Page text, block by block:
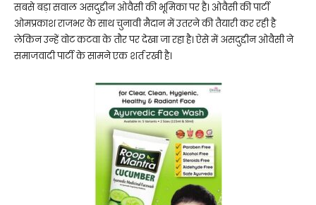
सबसे बड़ा सवाल असदुद्दीन ओवैसी की भूमिका पर है। ओवैसी की पार्टी
ओमप्रकाश राजभर के साथ चुनावी मैदान में उतरने की तैयारी कर रही है
लेकिन उन्हें वोट कटवा के तौर पर देखा जा रहा है। ऐसे में असदुद्दीन ओवैसी ने
समाजवादी पार्टी के सामने एक शर्त रखी है।